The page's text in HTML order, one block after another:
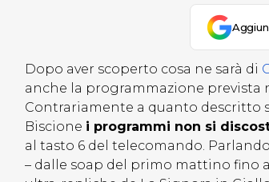
Dopo aver scoperto cosa ne sarà di
anche la programmazione prevista
Contrariamente a quanto descritto
Biscione i programmi non si
al tasto 6 del telecomando.
– dalle soap del primo mattino fino